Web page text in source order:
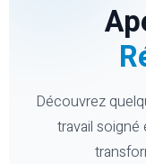
Découvrez
travail